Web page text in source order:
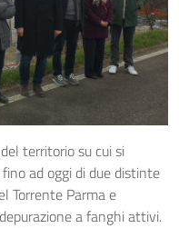
territorio su cui si
ad oggi di due distinte
Torrente Parma e
a fanghi attivi.